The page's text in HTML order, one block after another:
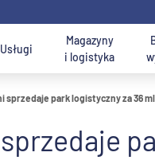
Usługi
Magazyny
i logistyka
Na wynajem
Lokalizacja
sprzedaje park logistyczny za 36